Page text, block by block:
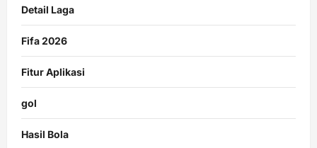
Detail Laga
Fifa 2026
Fitur Aplikasi
gol
Hasil Bola